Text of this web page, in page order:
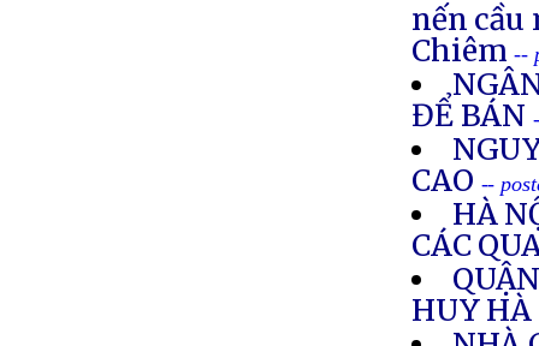
nến
Chiêm --
ĐỂ BÁN
CAO --
HÀ
CÁC
HUY